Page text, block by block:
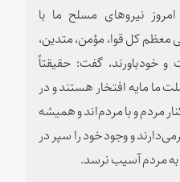
‌نیروهای مسلح ما با
کل قوا، مؤمن، متدین،
خودباورند، گفت: حقیقتاً
ما مایه افتخار هستند و در
مردم و با مردم‌اند و همیشه
و وجود خود را سپر در
به مردم آسیب نرسد.